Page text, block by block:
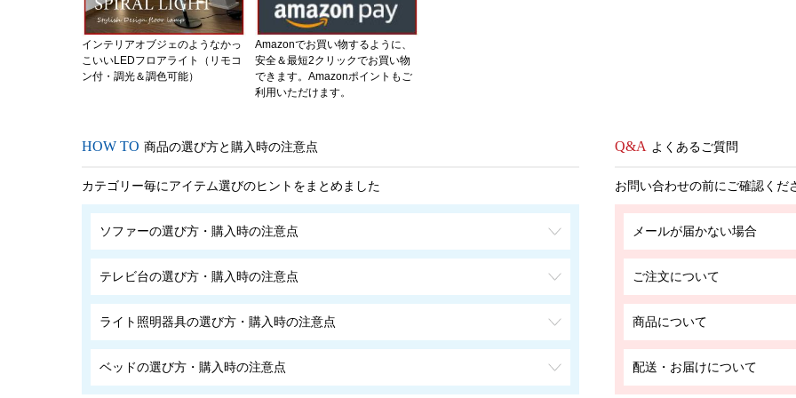
インテリアオブジェのようなかっ
こいいLEDフロアライト（リモコ
ン付・調光＆調色可能）
Amazonでお買い物するように、
安全＆最短2クリックでお買い物
できます。Amazonポイントもご
利用いただけます。
商品の選び方と購入時の注意点
カテゴリー毎にアイテム選びのヒントをまとめました
ソファーの選び方・購入時の注意点
テレビ台の選び方・購入時の注意点
ライト照明器具の選び方・購入時の注意点
ベッドの選び方・購入時の注意点
よくあるご質問
お問い合わせの前にご確認くだ
メールが届かない場合
ご注文について
商品について
配送・お届けについて